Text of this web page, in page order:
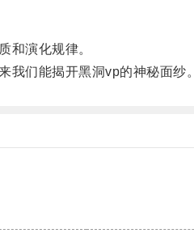
演化规律。
们能揭开黑洞vp的神秘面纱。